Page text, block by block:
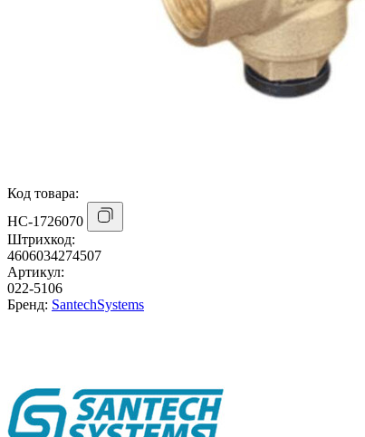
Код товара:
НС-1726070
Штрихкод:
4606034274507
Артикул:
022-5106
Бренд: SantechSystems